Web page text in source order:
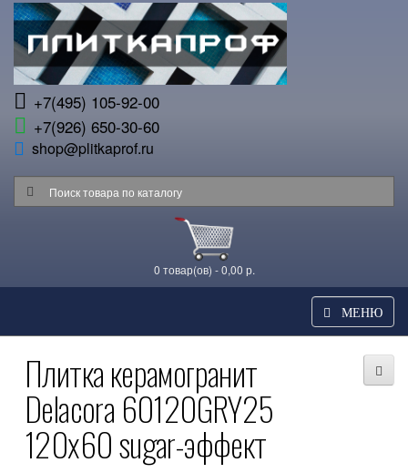
+7(495) 105-92-00
+7(926) 650-30-60
shop@plitkaprof.ru
0 товар(ов) - 0,00 р.
МЕНЮ
Плитка керамогранит
Delacora 60120GRY25
120x60 sugar-эффект